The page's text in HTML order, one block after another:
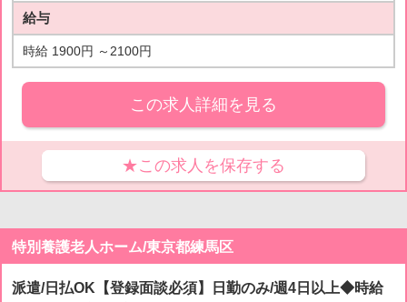
給与
時給 1900円 ～2100円
この求人詳細を見る
★この求人を保存する
特別養護老人ホーム/東京都練馬区
派遣/日払OK【登録面談必須】日勤のみ/週4日以上◆時給